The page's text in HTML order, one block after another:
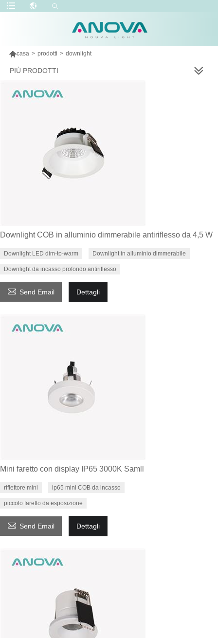
casa > prodotti > downlight
PIÙ PRODOTTI
Downlight COB in alluminio dimmerabile antiriflesso da 4,5 W
Downlight LED dim-to-warm Downlight in alluminio dimmerabile
Downlight da incasso profondo antiriflesso
 Send Email Dettagli
Mini faretto con display IP65 3000K Samll
riflettore mini ip65 mini COB da incasso
piccolo faretto da esposizione
 Send Email Dettagli